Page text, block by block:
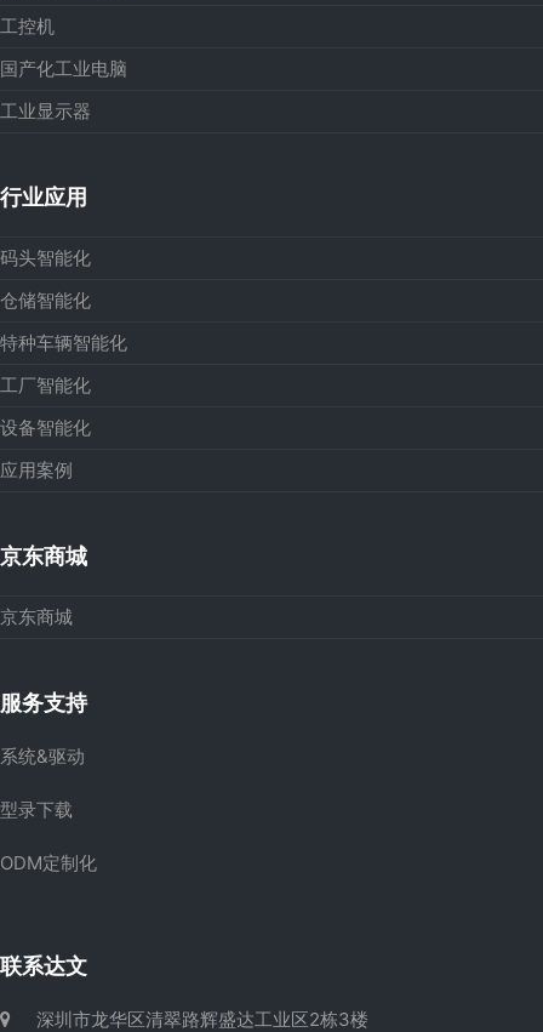
工控机
国产化工业电脑
工业显示器
行业应用
码头智能化
仓储智能化
特种车辆智能化
工厂智能化
设备智能化
应用案例
京东商城
京东商城
服务支持
系统&驱动
型录下载
ODM定制化
联系达文
深圳市龙华区清翠路辉盛达工业区2栋3楼